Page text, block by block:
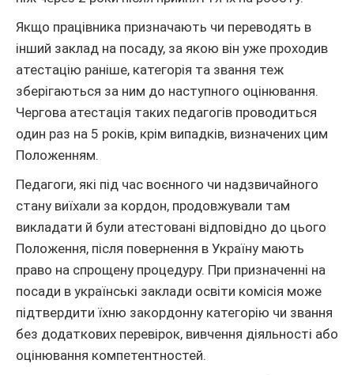
Якщо працівника призначають чи переводять в
інший заклад на посаду, за якою він уже проходив
атестацію раніше, категорія та звання теж
зберігаються за ним до наступного оцінювання.
Чергова атестація таких педагогів проводиться
один раз на 5 років, крім випадків, визначених цим
Положенням.
Педагоги, які під час воєнного чи надзвичайного
стану виїхали за кордон, продовжували там
викладати й були атестовані відповідно до цього
Положення, після повернення в Україну мають
право на спрощену процедуру. При призначенні на
посади в українські заклади освіти комісія може
підтвердити їхню закордонну категорію чи звання
без додаткових перевірок, вивчення діяльності або
оцінювання компетентностей.